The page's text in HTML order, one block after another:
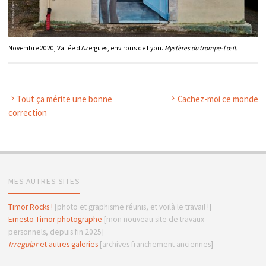
Novembre 2020, Vallée d’Azergues, environs de Lyon. Mystères du trompe-l’œil.
Tout ça mérite une bonne
correction
Cachez-moi ce monde
MES AUTRES SITES
Timor Rocks ! [photo et graphisme réunis, et voilà le travail !]
Ernesto Timor photographe [mon nouveau site de travaux
personnels, depuis fin 2025]
Irregularet autres galeries[archives franchement anciennes]